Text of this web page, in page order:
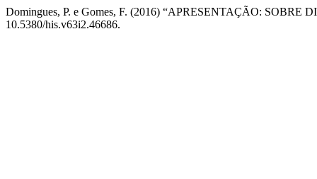
Domingues, P. e Gomes, F. (2016) “APRESENTAÇÃO: SOBRE
10.5380/his.v63i2.46686.